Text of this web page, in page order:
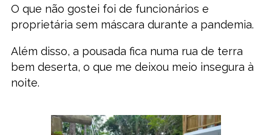
O que não gostei foi de funcionários e
proprietária sem máscara durante a pandemia.
Além disso, a pousada fica numa rua de terra
bem deserta, o que me deixou meio insegura à
noite.